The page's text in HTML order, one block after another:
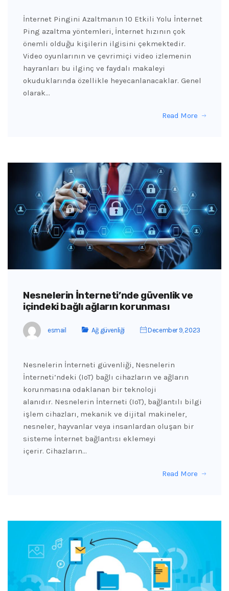
İnternet Pingini Azaltmanın 10 Etkili Yolu İnternet
Ping azaltma yöntemleri, İnternet hızının çok
önemli olduğu kişilerin ilgisini çekmektedir.
Video oyunlarının ve çevrimiçi video izlemenin
hayranları bu ilginç ve faydalı makaleyi
okuduklarında özellikle heyecanlanacaklar. Genel
olarak…
Read More
Nesnelerin İnterneti’nde güvenlik ve
içindeki bağlı ağların korunması
esmail Ağ güvenliği December 9, 2023
Nesnelerin İnterneti güvenliği, Nesnelerin
İnterneti’ndeki (IoT) bağlı cihazların ve ağların
korunmasına odaklanan bir teknoloji
alanıdır. Nesnelerin İnterneti (IoT), bağlantılı bilgi
işlem cihazları, mekanik ve dijital makineler,
nesneler, hayvanlar veya insanlardan oluşan bir
sisteme İnternet bağlantısı eklemeyi
içerir. Cihazların…
Read More